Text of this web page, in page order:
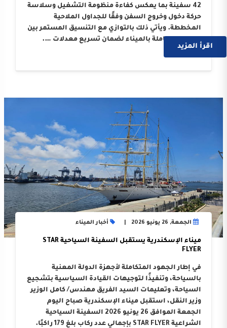
42 سفينة بما يعكس كفاءة منظومة التشغيل وسلاسة
حركة دخول وخروج السفن وفقًا للجداول الملاحية
المخططة. ويأتي ذلك بالتوازي مع التنسيق المستمر بين
الجهات العاملة بالميناء لضمان تسريع معدلات ….
اقرأ المزيد
الجمعة, 26 يونيو 2026 أخبار الميناء
ميناء الإسكندرية يستقبل السفينة السياحية STAR
FLYER
في إطار الجهود المتكاملة لأجهزة الدولة المعنية
بالسياحة، وتنفيذًا لتوجيهات القيادة السياسية بتشجيع
السياحة، وتعليمات السيد الفريق مهندس/ كامل الوزير
وزير النقل، استقبل ميناء الإسكندرية صباح اليوم
الجمعة الموافق 26 يونيو 2026 السفينة السياحية
الشراعية STAR FLYER بإجمالي عدد ركاب بلغ 179 راكبًا.